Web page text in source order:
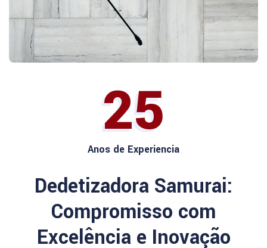
25
Anos de Experiencia
Dedetizadora Samurai:
Compromisso com
Excelência e Inovação